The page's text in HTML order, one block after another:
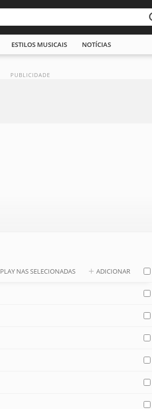
ESTILOS MUSICAIS NOTÍCIAS
PLAY NAS SELECIONADAS ADICIONAR